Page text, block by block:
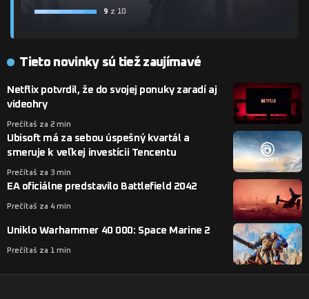
9 z 10
Tieto novinky sú tiež zaujímavé
Netflix potvrdil, že do svojej ponuky zaradí aj
videohry
Prečítaš za 2 min
Ubisoft má za sebou úspešný kvartál a
smeruje k veľkej investícii Tencentu
Prečítaš za 3 min
EA oficiálne predstavilo Battlefield 2042
Prečítaš za 4 min
Uniklo Warhammer 40 000: Space Marine 2
Prečítaš za 1 min